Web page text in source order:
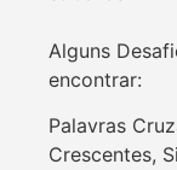
Alguns
encontrar:
Palavras
Crescentes,